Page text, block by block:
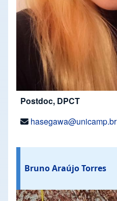
Postdoc, DPCT
hasegawa@unicamp.br
Bruno Araújo Torres